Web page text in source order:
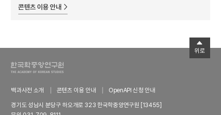
콘텐츠 이용 안내
백과사전 소개 콘텐츠 이용 안내
OpenAPI 신청 안내
경기도 성남시 분당구 하오개로 323 한국학중앙연구원 [13455]
위로